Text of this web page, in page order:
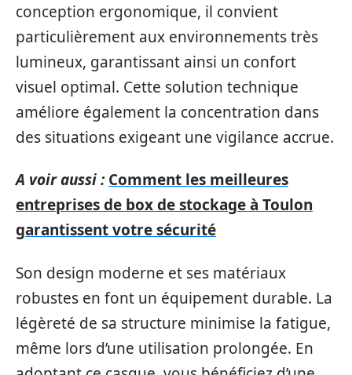
conception ergonomique, il convient
particulièrement aux environnements très
lumineux, garantissant ainsi un confort
visuel optimal. Cette solution technique
améliore également la concentration dans
des situations exigeant une vigilance accrue.
A voir aussi : Comment les meilleures
entreprises de box de stockage à Toulon
garantissent votre sécurité
Son design moderne et ses matériaux
robustes en font un équipement durable. La
légèreté de sa structure minimise la fatigue,
même lors d’une utilisation prolongée. En